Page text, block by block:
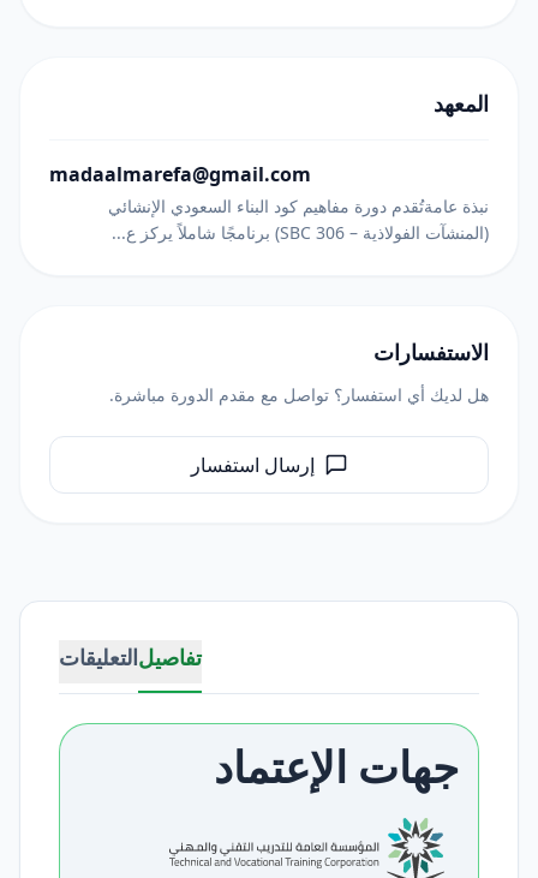
تفاصيلالتعليقات
جهات الإعتماد
المعهد
madaalmarefa@gmail.com
نبذة عامةتُقدم دورة مفاهيم كود البناء السعودي الإنشائي
(المنشآت الفولاذية – SBC 306) برنامجًا شاملاً يركز ع...
الاستفسارات
هل لديك أي استفسار؟ تواصل مع مقدم الدورة مباشرة.
إرسال استفسار